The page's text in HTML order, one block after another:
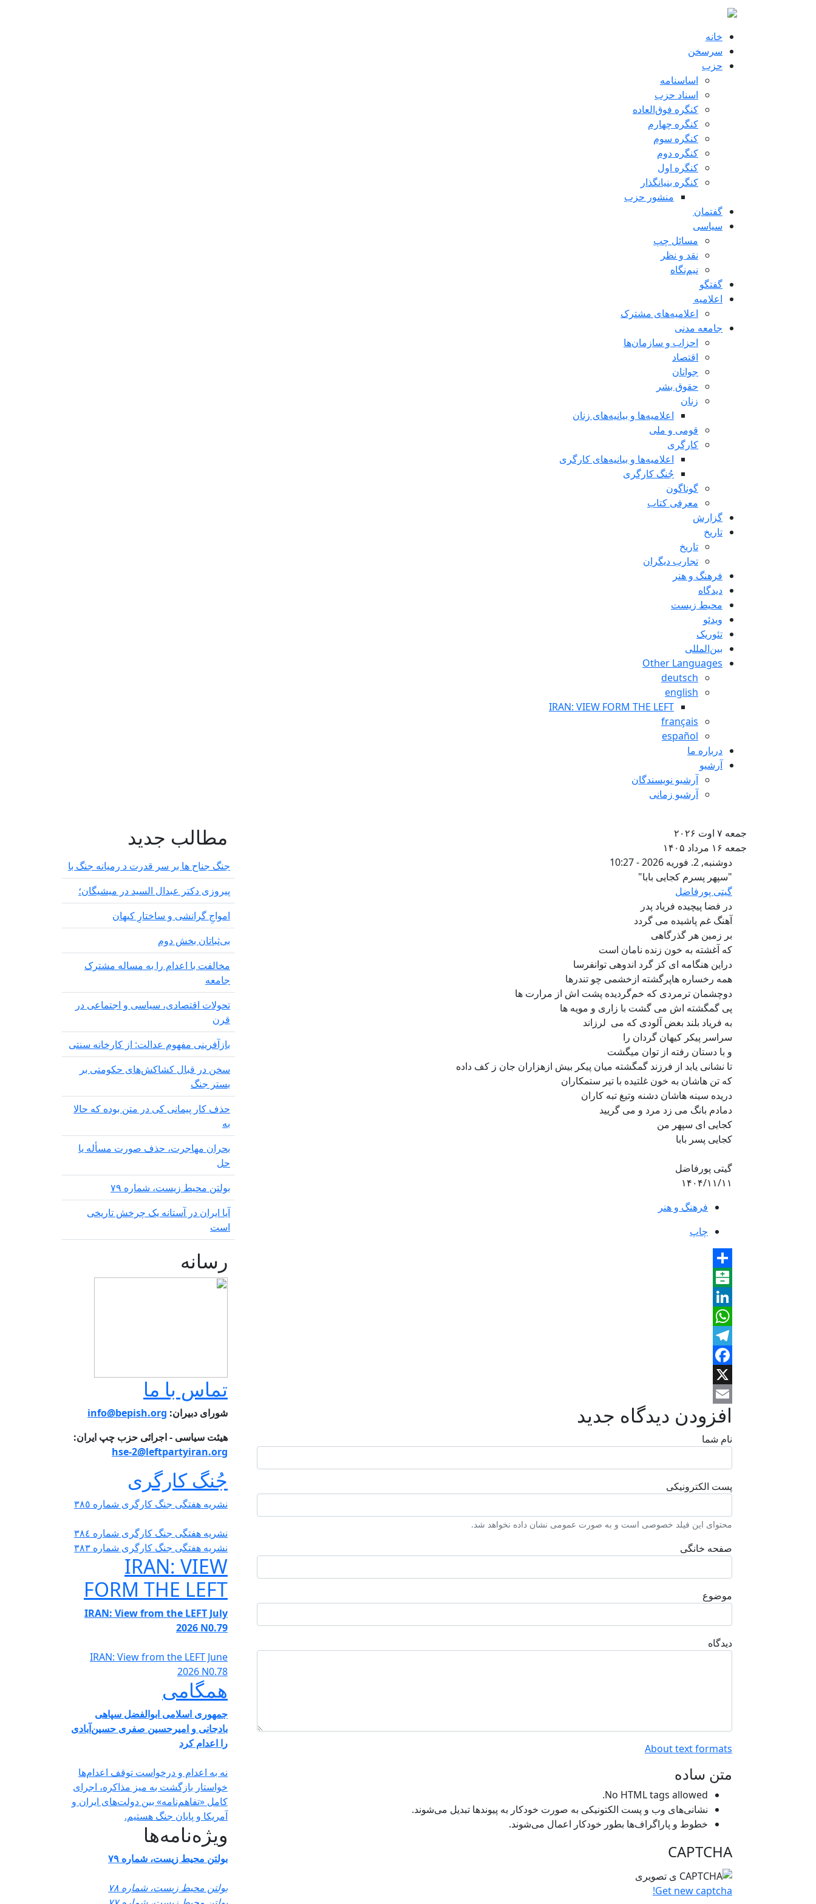
رفتن به محتوای اصلی
خانه
سرسخن
حزب
اساسنامه
اسناد حزب
کنگره فوق‌العاده
کنگره چهارم
کنگره سوم
کنگره دوم
کنگره اول
کنگره بنیانگذار
منشور حزب
گفتمان
سياسی
مسائل چپ
نقد و نظر
نیم‌نگاه
گفتگو
اعلاميه
اعلامیه‌های مشترک
جامعه مدنی
احزاب و سازمان‌ها
اقتصاد
جوانان
حقوق بشر
زنان
اعلامیه‌ها و بیانیه‌های زنان
قومی و ملی
کارگری
اعلامیه‌ها و بیانیه‌های کارگری
جُنگ کارگری
گوناگون
معرفی کتاب
گزارش
تاریخ
تاريخ
تجارب ديگران
فرهنگ و هنر
دیدگاه
محیط زیست
ویدئو
تئوریک
بین‌المللی
Other Languages
deutsch
english
IRAN: VIEW FORM THE LEFT
français
español
درباره ما
آرشیو
آرشیو نویسندگان
آرشیو زمانی
جمعه ۷ اوت ۲۰۲۶
جمعه ۱۶ مرداد ۱۴۰۵
"سپهر پسرم کجایی بابا"
دوشنبه, 2. فوریه 2026 - 10:27
"سپهر پسرم کجایی بابا"
گیتی پورفاضل
در فضا پیچیده فریاد پدر
آهنگ غم پاشیده می گردد
بر زمین هر گذرگاهی
که آغشته به خون زنده نامان است
دراین هنگامه ای کز گرد اندوهی توانفرسا
همه رخساره هاپرگشته ازخشمی چو تندرها
دوچشمان ترمردی که خم‌گردیده پشت اش از مرارت ها
پی گمگشته اش می گشت با زاری و مویه ها
به فریاد بلند بغض آلودی که می لرزاند
سراسر پیکر ‌کیهان گردان را
و با دستان رفته از توان میگشت
تا نشانی یابد از فرزند گمگشته میان پیکر بیش ازهزاران جان ز کف داده
که تن هاشان به خون غلتیده با تیر ستمکاران
دریده سینه هاشان دشنه وتیغ تبه کاران
دمادم بانگ می زد مرد و می گریید
کجایی ای سپهر من
کجایی پسر بابا
گیتی پورفاضل
۱۴۰۴/۱۱/۱۱
فرهنگ و هنر
چاپ
Share
Balatarin
LinkedIn
WhatsApp
Telegram
Facebook
X
Email
افزودن دیدگاه جدید
نام شما
پست الکترونیکی
محتوای این فیلد خصوصی است و به صورت عمومی نشان داده نخواهد شد.
صفحه خانگی
موضوع
دیدگاه
About text formats
متن ساده
No HTML tags allowed.
نشانی‌های وب و پست الکتونیکی به صورت خودکار به پیوند‌ها تبدیل می‌شوند.
خطوط و پاراگراف‌ها بطور خودکار اعمال می‌شوند.
CAPTCHA
Get new captcha!
مطالب جدید
جنگ جناح ها بر سر قدرت د رمیانە جنگ با
پیروزی دکتر عبدال السید در میشیگان؛
‌امواجِ گرانشی و ساختارِ کیهان
بی‌ثباتان بخش دوم
مخالفت با اعدام را به مساله مشترک
جامعه
تحولات اقتصادی، سیاسی و اجتماعی در
قرن
بازآفرینی مفهوم عدالت: از کارخانه سنتی
سخن در قبال کشاکش‌های حکومتی بر
بستر جنگ
حذف کار پیمانی کی در متن بودە کە حالا
بە
بحران مهاجرت‌، حذف صورت مسأله یا
حل
بولتن محیط زیست، شماره ۷۹
آیا ایران در آستانه یک چرخش تاریخی
است
رسانه
تماس با ما
شورای دبیران: info@bepish.org
هیئت سیاسی - اجرائی حزب چپ ایران:
hse-2@leftpartyiran.org
جُنگ کارگری
نشریە هفتگی جنگ کارگری شمارە ٣٨٥
نشریە هفتگی جنگ کارگری شمارە ٣٨٤
نشریە هفتگی جنگ کارگری شمارە ٣٨٣
IRAN: VIEW
FORM THE LEFT
IRAN: View from the LEFT July
2026 N0.79
IRAN: View from the LEFT June
2026 N0.78
همگامی
جمهوری اسلامی ابوالفضل سپاهی
بادجانی و امیرحسین صفری حسین‌آبادی
را اعدام کرد
نه به اعدام و درخواست توقف اعدام‌ها
خواستار بازگشت به میز مذاکره، اجرای
کامل «تفاهم‌نامه» بین دولت‌های ایران و
آمریکا و پایان جنگ هستیم.
ویژه‌نامه‌ها
بولتن محیط زیست، شماره ۷۹
بولتن محیط زیست، شماره ۷۸